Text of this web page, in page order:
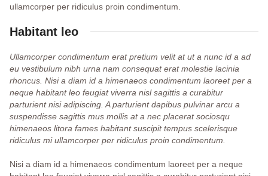
ullamcorper per ridiculus proin condimentum.
Habitant leo
Ullamcorper condimentum erat pretium velit at ut a nunc id a ad
eu vestibulum nibh urna nam consequat erat molestie lacinia
rhoncus. Nisi a diam id a himenaeos condimentum laoreet per a
neque habitant leo feugiat viverra nisl sagittis a curabitur
parturient nisi adipiscing. A parturient dapibus pulvinar arcu a
suspendisse sagittis mus mollis at a nec placerat sociosqu
himenaeos litora fames habitant suscipit tempus scelerisque
ridiculus mi ullamcorper per ridiculus proin condimentum.
Nisi a diam id a himenaeos condimentum laoreet per a neque